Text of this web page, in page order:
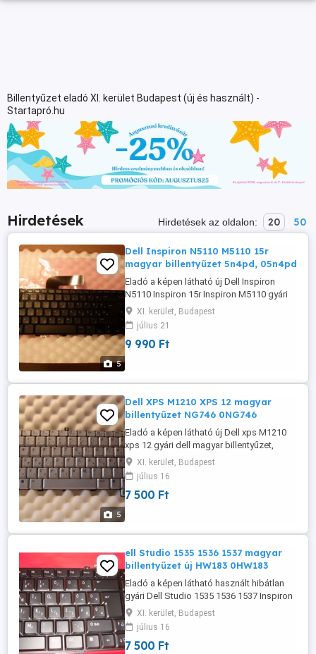
Billentyűzet eladó XI. kerület Budapest (új és használt) -
Startapró.hu
Hirdetések Hirdetések az oldalon: 20 50
5
Dell Inspiron N5110 M5110 15r
magyar billentyűzet 5n4pd, 05n4pd
Eladó a képen látható új Dell Inspiron
N5110 Inspiron 15r Inspiron M5110 gyári
dell magyar billentyűzet, keyboard, fekete
színben! Gyári szám rajta: dp/n 05n4pd ,
5n4pd Dell short spare part description:
kybd,103,hun,c12sn Dell functional spare
XI. kerület, Budapest
július 21
9 990 Ft
5
Dell XPS M1210 XPS 12 magyar
billentyűzet NG746 0NG746
Eladó a képen látható új Dell xps M1210
xps 12 gyári dell magyar billentyűzet,
keyboard, szürke-ezüst színben! Gyári
szám raja: dp/n 0ng746 , ng746 Darfon
Electronics Corp. Product of China Model:
nsk-d710q P/n.: 9j.N8582.10q rev A00
XI. kerület, Budapest
július 16
7 500 Ft
ell Studio 1535 1536 1537 magyar
billentyűzet új HW183 0HW183
Eladó a képen látható használt hibátlan
gyári Dell Studio 1535 1536 1537 Inspiron
1435 gyári dell magyar billentyűzet,
keyboard, fekete színben! Magyar
kiosztású Qwertz billentyűzet Gyári szám
rajta Dell dp/n: hw183 , 0hw183
XI. kerület, Budapest
július 16
7 500 Ft